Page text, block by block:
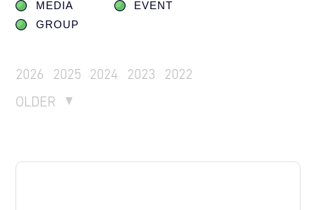
MEDIA
EVENT
GROUP
2026 2025 2024 2023
2022
OLDER